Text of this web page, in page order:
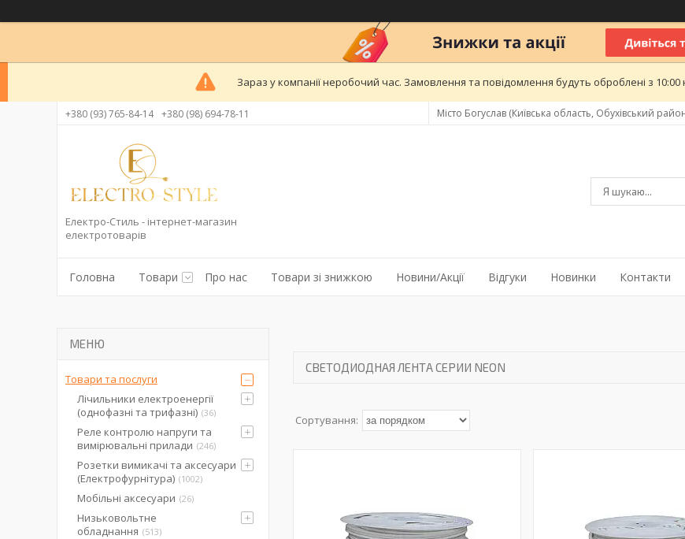
Зараз у компанії неробочий час. Замовлення та повідомлення будуть оброблені з
+380 (93) 765-84-14 +380 (98) 694-78-11 Місто Богуслав (Київська область, Обухівський
Електро-Стиль - інтернет-магазин
електротоварів
Головна Товари Про нас Товари зі знижкою Новини/Акції Відгуки Новинки Контакти
СВЕТОДИОДНАЯ ЛЕНТА СЕРИИ NEON
Товари та послуги
Лічильники електроенергії
(однофазні та трифазні) 36
Реле контролю напруги та
вимірювальні прилади 246
Розетки вимикачі та аксесуари
(Електрофурнітура) 1002
Мобільні аксесуари 26
Низьковольтне
обладнання
513